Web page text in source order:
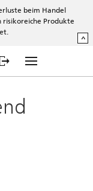
beim Handel
Produkte
^